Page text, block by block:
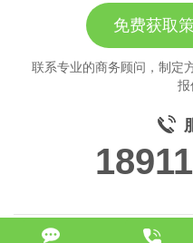
免费获取
联系专业的商务顾问，制定
报